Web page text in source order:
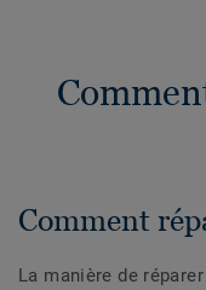
Comment
La manière de